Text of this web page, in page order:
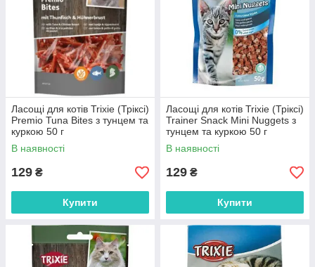
Ласощі для котів Trixie (Тріксі)
Premio Tuna Bites з тунцем та
куркою 50 г
В наявності
129 ₴
Купити
Ласощі для котів Trixie (Тріксі)
Trainer Snack Mini Nuggets з
тунцем та куркою 50 г
В наявності
129 ₴
Купити